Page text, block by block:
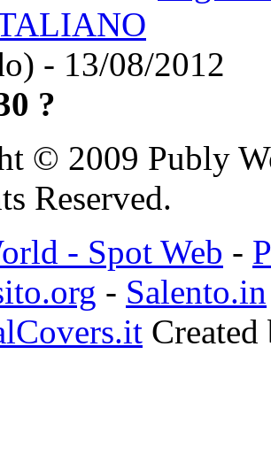
- 13/08/2012
?
© 2009 Publy
Reserved.
- Spot Web -
- Salento.in